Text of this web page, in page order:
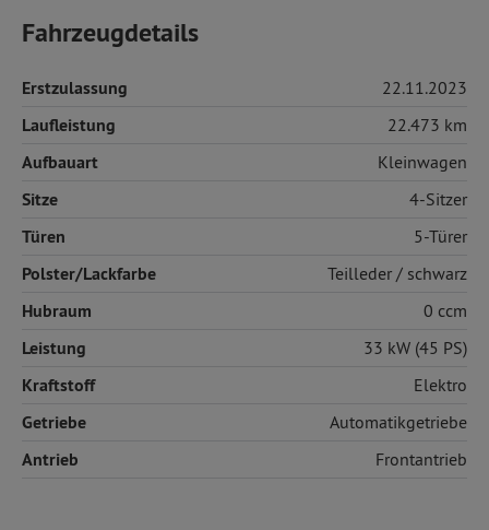
Fahrzeugdetails
Erstzulassung 22.11.2023
Laufleistung 22.473 km
Aufbauart Kleinwagen
Sitze 4-Sitzer
Türen 5-Türer
Polster/Lackfarbe Teilleder / schwarz
Hubraum 0 ccm
Leistung 33 kW (45 PS)
Kraftstoff Elektro
Getriebe Automatikgetriebe
Antrieb Frontantrieb